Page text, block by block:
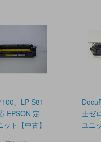
、LP-S81
EPSON 定
ット【中古】
士ゼ
ユニ